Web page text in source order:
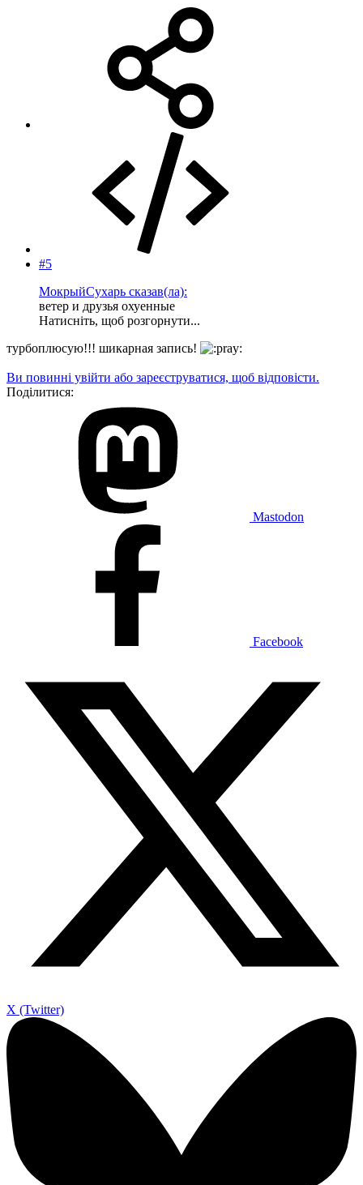
#5
МокрыйСухарь сказав(ла):
ветер и друзья охуенные
Натисніть, щоб розгорнути...
турбоплюсую!!! шикарная запись!
Ви повинні увійти або зареєструватися, щоб відповісти.
Поділитися:
Mastodon
Facebook
X (Twitter)